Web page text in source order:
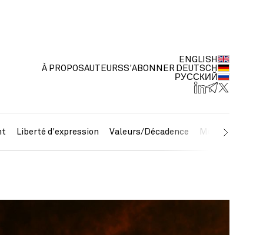
À PROPOSAUTEURSS'ABONNER
ENGLISH
DEUTSCH
РУССКИЙ
Liberté d'expression Valeurs/Décadence Métaux